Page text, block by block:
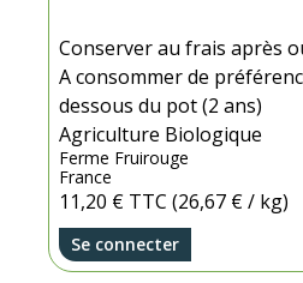
Conserver au frais après
A consommer de
dessous du pot (2 ans)
Agriculture Biologique
Ferme Fruirouge
France
11,20 € TTC (26,67 € / kg)
Se connecter